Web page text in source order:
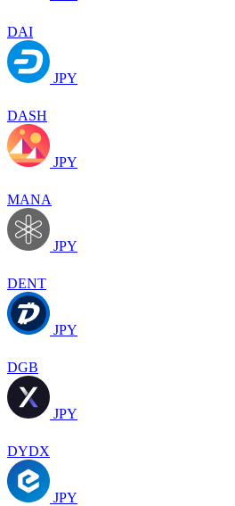
DAI
JPY
DASH
JPY
MANA
JPY
DENT
JPY
DGB
JPY
DYDX
JPY